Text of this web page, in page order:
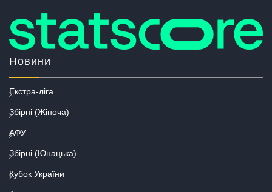
Новини
Екстра-ліга
Збірні (Жіноча)
АФУ
Збірні (Юнацька)
Кубок України